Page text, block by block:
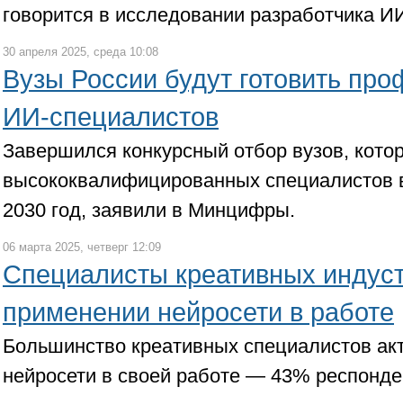
говорится в исследовании разработчика
30 апреля 2025, среда 10:08
Вузы России будут готовить
ИИ-специалистов
Завершился конкурсный отбор вузов,
высококвалифицированных
2030 год, заявили в Минцифры.
06 марта 2025, четверг 12:09
Специалисты креативных
применении нейросети в работе
Большинство креативных специалистов
нейросети в своей работе — 43%